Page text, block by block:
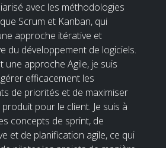
avec les méthodologies
Scrum et Kanban, qui
approche itérative et
du développement de logiciels.
une approche Agile, je suis
efficacement les
de priorités et de maximiser
pour le client. Je suis à
concepts de sprint, de
et de planification agile, ce qui